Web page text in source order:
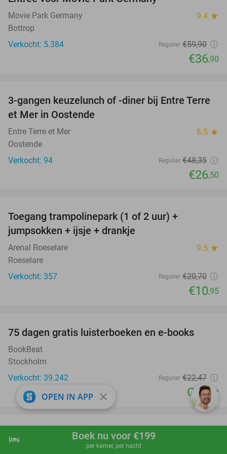
shopping_cart Boek nu
hotel Boek nu voor €199
per kamer, per nacht
Movie Park Germany 9.4 star
Bottrop
Verkocht: 5.384
Regulier €59,90
€36,90
45%
3-gangen keuzelunch of -diner bij Entre Terre
et Mer in Oostende
Entre Terre et Mer 8.5 star
Oostende
Verkocht: 94
Regulier €48,35
€26,50
Toegang trampolinepark (1 of 2 uur) +
jumpsokken + ijsje + drankje
Arenal Roeselare 9.5 star
Roeselare
Verkocht: 357
Regulier €20,70
€10,95
75 dagen gratis luisterboeken en e-books
BookBeat
Stockholm
Verkocht: 39.242
Regulier €22,47
Gratis
favorite_border
3-gangen keuzelunch of -diner bij In De
OPEN IN APP close